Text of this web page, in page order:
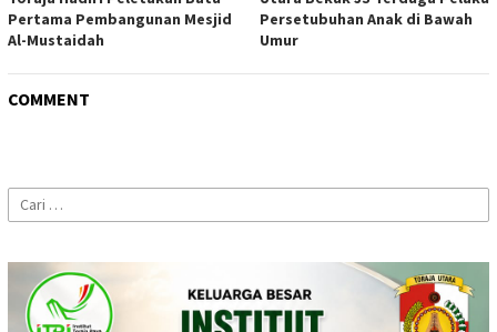
Pertama Pembangunan Mesjid
Al-Mustaidah
Persetubuhan Anak di Bawah
Umur
COMMENT
Cari
untuk: